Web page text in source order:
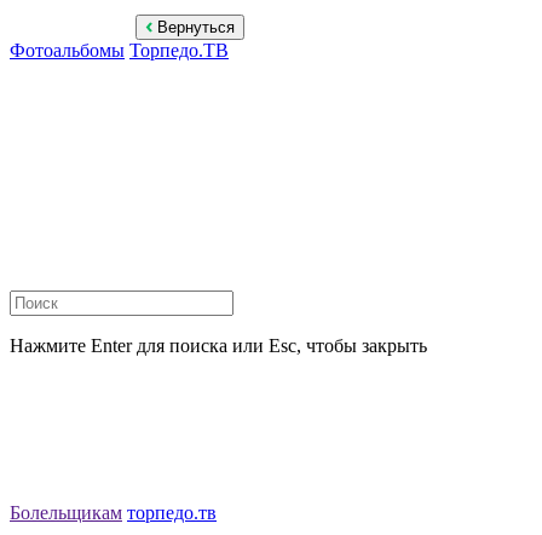
Вернуться
Фотоальбомы Торпедо.ТВ
Нажмите Enter для поиска или Esc, чтобы закрыть
Болельщикам торпедо.тв